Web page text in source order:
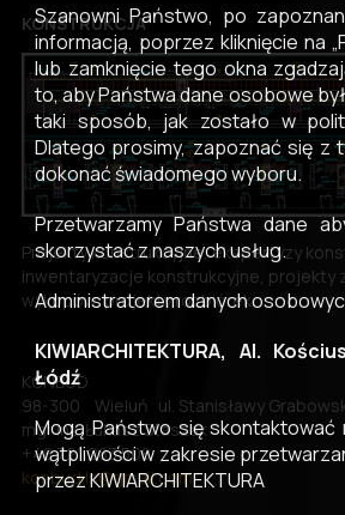
KONSTRUKCJA
Projekty konstrukcyjne, ekspertyzy
inwentaryzacje konstrukcyjne, projekty
wykopów, projekty rozbiórek.
KONBUD
98-300 Wieluń ul. Stanisławy
mgr inż. Łukasz Staszak
+48 721 283 508
konbud.ls@gmail.com
Szanowni Państwo, po
informacją, poprzez kliknięcie na
lub zamknięcie tego okna
to, aby Państwa dane osobowe
taki sposób, jak zostało w
Dlatego prosimy, zapoznać się z
dokonać świadomego wyboru.
Przetwarzamy Państwa dane
skorzystać z naszych usług.
Administratorem danych
KIWIARCHITEKTURA, Al.
Łódź
Mogą Państwo się skontaktować
wątpliwości w zakresie
przez KIWIARCHITEKTURA